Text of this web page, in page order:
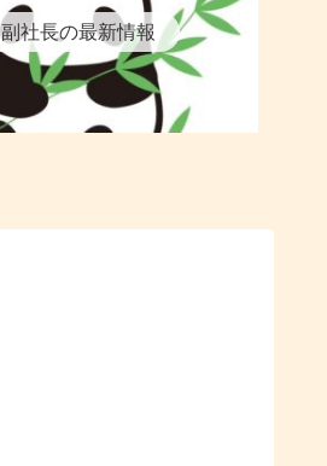
副社長の最新情報